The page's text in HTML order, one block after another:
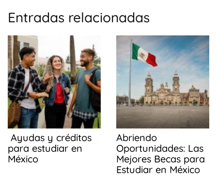
c
e
b
o
o
k
at
s
p
p
m
p
ar
tir
Entradas relacionadas
Ayudas y créditos
para estudiar en
México
Abriendo
Oportunidades: Las
Mejores Becas para
Estudiar en México